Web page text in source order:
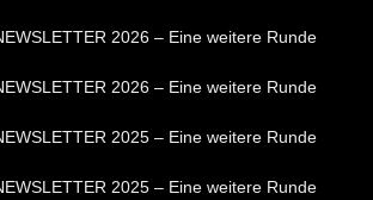
2026 – Eine weitere Runde
2026 – Eine weitere Runde
2025 – Eine weitere Runde
2025 – Eine weitere Runde